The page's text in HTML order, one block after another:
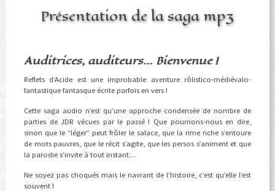
Présentation de la saga mp3
Auditrices, auditeurs… Bienvenue !
Reflets d’Acide est une improbable aventure rôlistico-médiévalo-
fantastique fantasque écrite parfois en vers !
Cette saga audio n’est qu’une approche condensée de nombre de
parties de JDR vécues par le passé ! Que pourrions-nous en dire,
sinon que le “léger” peut frôler le salace, que la rime riche s’entoure
de mots pauvres, que le récit s’agite, que les persos s’animent et que
la parodie s’invite à tout instant…
Ne soyez pas choqués mais le navrant de l’histoire, c’est qu’elle l’est
souvent !